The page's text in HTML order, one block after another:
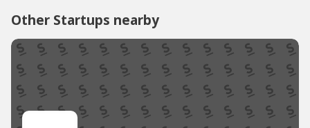
Other Startups nearby